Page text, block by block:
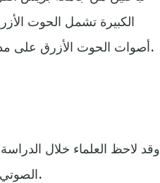
الكبيرة تشمل الحوت
أصوات الحوت الأزرق على مدار ست سنوات -من 2010 إلى 2015- في جنوب المحيط الهندي.
وقد لاحظ العلماء خلال
الصوتي أو البيئي أو بسبب تأثير التغيرات المناخية في البحار والمحيطات.